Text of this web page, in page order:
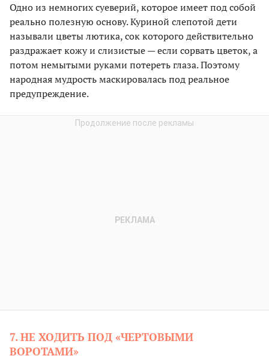
Одно из немногих суеверий, которое имеет под собой
реально полезную основу. Куриной слепотой дети
называли цветы лютика, сок которого действительно
раздражает кожу и слизистые — если сорвать цветок, а
потом немытыми руками потереть глаза. Поэтому
народная мудрость маскировалась под реальное
предупреждение.
7. НЕ ХОДИТЬ ПОД «ЧЕРТОВЫМИ
ВОРОТАМИ»